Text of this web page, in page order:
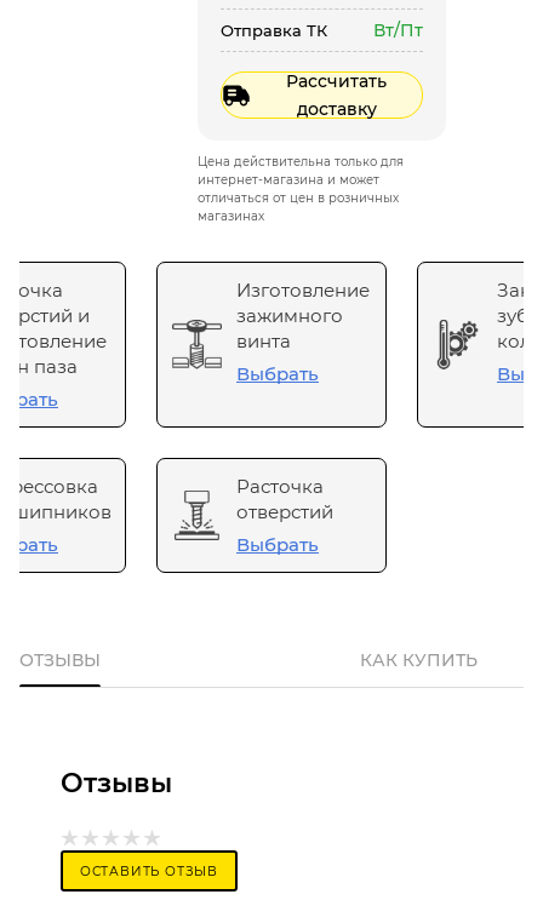
Отправка ТК Вт/Пт
Рассчитать
доставку
Цена действительна только для
интернет-магазина и может
отличаться от цен в розничных
магазинах
и
паза
Изготовление
зажимного
винта
Выбрать
Расточка
отверстий
Выбрать
ОТЗЫВЫ КАК КУПИТЬ
Отзывы
ОСТАВИТЬ ОТЗЫВ